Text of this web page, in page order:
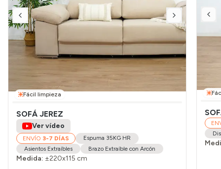
Fácil limpieza
SOFÁ JEREZ
Ver vídeo
ENVÍO 3-7 DÍAS
Espuma 35KG HR
Asientos Extraíbles
Brazo Extraíble con Arcón
Medida: ±220x115 cm